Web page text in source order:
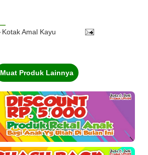
Kotak Amal Kayu
Muat Produk Lainnya